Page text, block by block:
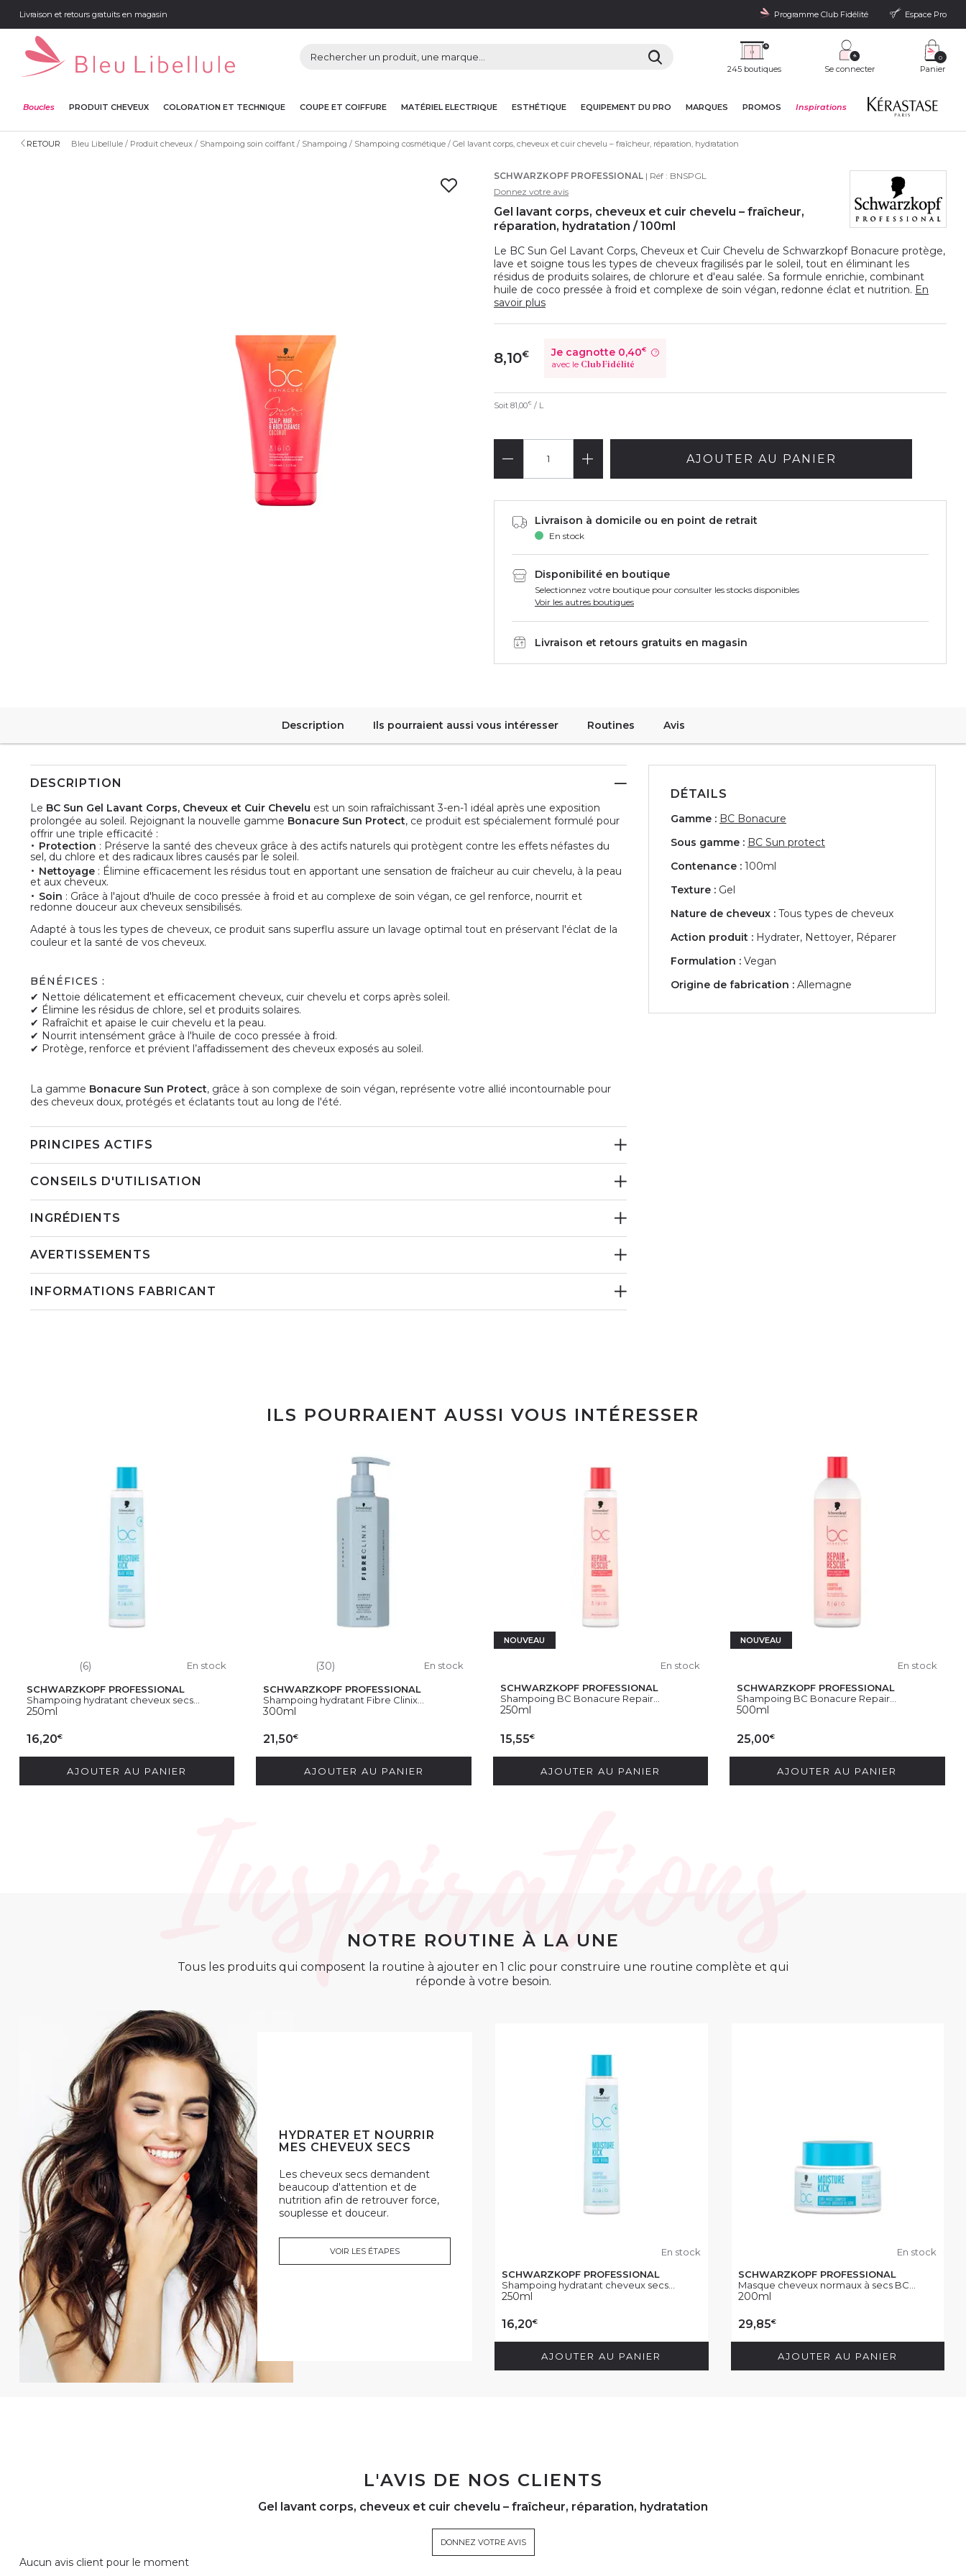
Livraison et retours gratuits en magasin Programme Club Fidélité Espace Pro
245 boutiques Se connecter Panier
0
Boucles PRODUIT CHEVEUX COLORATION ET TECHNIQUE COUPE ET COIFFURE MATÉRIEL ELECTRIQUE ESTHÉTIQUE EQUIPEMENT DU PRO MARQUES PROMOS Inspirations
RETOUR Bleu Libellule Produit cheveux Shampoing soin coiffant Shampoing Shampoing cosmétique Gel lavant corps, cheveux et cuir chevelu – fraîcheur, réparation, hydratation
SCHWARZKOPF PROFESSIONAL | Réf : BNSPGL
Donnez votre avis
Gel lavant corps, cheveux et cuir chevelu – fraîcheur,
réparation, hydratation / 100ml
Le BC Sun Gel Lavant Corps, Cheveux et Cuir Chevelu de Schwarzkopf Bonacure protège,
lave et soigne tous les types de cheveux fragilisés par le soleil, tout en éliminant les
résidus de produits solaires, de chlorure et d'eau salée. Sa formule enrichie, combinant
huile de coco pressée à froid et complexe de soin végan, redonne éclat et nutrition. En
savoir plus
8,10€ Je cagnotte 0,40€
avec le Club Fidélité
?
Soit 81,00€ / L
AJOUTER AU PANIER
Livraison à domicile ou en point de retrait
En stock
Disponibilité en boutique
Selectionnez votre boutique pour consulter les stocks disponibles
Voir les autres boutiques
Livraison et retours gratuits en magasin
Description Ils pourraient aussi vous intéresser Routines Avis
DESCRIPTION
Le BC Sun Gel Lavant Corps, Cheveux et Cuir Chevelu est un soin rafraîchissant 3-en-1 idéal après une exposition
prolongée au soleil. Rejoignant la nouvelle gamme Bonacure Sun Protect, ce produit est spécialement formulé pour
offrir une triple efficacité :
Protection : Préserve la santé des cheveux grâce à des actifs naturels qui protègent contre les effets néfastes du
sel, du chlore et des radicaux libres causés par le soleil.
Nettoyage : Élimine efficacement les résidus tout en apportant une sensation de fraîcheur au cuir chevelu, à la peau
et aux cheveux.
Soin : Grâce à l'ajout d'huile de coco pressée à froid et au complexe de soin végan, ce gel renforce, nourrit et
redonne douceur aux cheveux sensibilisés.
Adapté à tous les types de cheveux, ce produit sans superflu assure un lavage optimal tout en préservant l'éclat de la
couleur et la santé de vos cheveux.
BÉNÉFICES :
✔ Nettoie délicatement et efficacement cheveux, cuir chevelu et corps après soleil.
✔ Élimine les résidus de chlore, sel et produits solaires.
✔ Rafraîchit et apaise le cuir chevelu et la peau.
✔ Nourrit intensément grâce à l'huile de coco pressée à froid.
✔ Protège, renforce et prévient l’affadissement des cheveux exposés au soleil.
La gamme Bonacure Sun Protect, grâce à son complexe de soin végan, représente votre allié incontournable pour
des cheveux doux, protégés et éclatants tout au long de l'été.
PRINCIPES ACTIFS
CONSEILS D'UTILISATION
INGRÉDIENTS
AVERTISSEMENTS
INFORMATIONS FABRICANT
DÉTAILS
Gamme : BC Bonacure
Sous gamme : BC Sun protect
Contenance : 100ml
Texture : Gel
Nature de cheveux : Tous types de cheveux
Action produit : Hydrater, Nettoyer, Réparer
Formulation : Vegan
Origine de fabrication : Allemagne
ILS POURRAIENT AUSSI VOUS INTÉRESSER
(6) En stock
SCHWARZKOPF PROFESSIONAL
Shampoing hydratant cheveux secs...
250ml
16,20€
AJOUTER AU PANIER
(30) En stock
SCHWARZKOPF PROFESSIONAL
Shampoing hydratant Fibre Clinix...
300ml
21,50€
AJOUTER AU PANIER
NOUVEAU
En stock
SCHWARZKOPF PROFESSIONAL
Shampoing BC Bonacure Repair...
250ml
15,55€
AJOUTER AU PANIER
NOUVEAU
En stock
SCHWARZKOPF PROFESSIONAL
Shampoing BC Bonacure Repair...
500ml
25,00€
AJOUTER AU PANIER
NOTRE ROUTINE À LA UNE
Tous les produits qui composent la routine à ajouter en 1 clic pour construire une routine complète et qui
réponde à votre besoin.
HYDRATER ET NOURRIR
MES CHEVEUX SECS
Les cheveux secs demandent
beaucoup d'attention et de
nutrition afin de retrouver force,
souplesse et douceur.
VOIR LES ÉTAPES
En stock
SCHWARZKOPF PROFESSIONAL
Shampoing hydratant cheveux secs...
250ml
16,20€
AJOUTER AU PANIER
En stock
SCHWARZKOPF PROFESSIONAL
Masque cheveux normaux à secs BC...
200ml
29,85€
AJOUTER AU PANIER
L'AVIS DE NOS CLIENTS
Gel lavant corps, cheveux et cuir chevelu – fraîcheur, réparation, hydratation
DONNEZ VOTRE AVIS
Aucun avis client pour le moment